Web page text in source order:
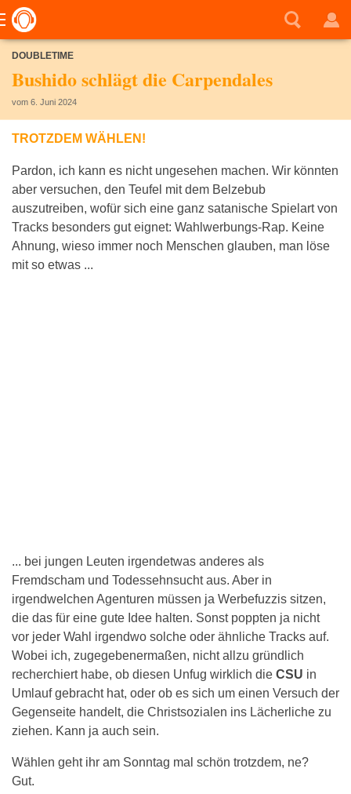
DOUBLETIME
Bushido schlägt die Carpendales
vom 6. Juni 2024
TROTZDEM WÄHLEN!
Pardon, ich kann es nicht ungesehen machen. Wir könnten
aber versuchen, den Teufel mit dem Belzebub
auszutreiben, wofür sich eine ganz satanische Spielart von
Tracks besonders gut eignet: Wahlwerbungs-Rap. Keine
Ahnung, wieso immer noch Menschen glauben, man löse
mit so etwas ...
... bei jungen Leuten irgendetwas anderes als
Fremdscham und Todessehnsucht aus. Aber in
irgendwelchen Agenturen müssen ja Werbefuzzis sitzen,
die das für eine gute Idee halten. Sonst poppten ja nicht
vor jeder Wahl irgendwo solche oder ähnliche Tracks auf.
Wobei ich, zugegebenermaßen, nicht allzu gründlich
recherchiert habe, ob diesen Unfug wirklich die CSU in
Umlauf gebracht hat, oder ob es sich um einen Versuch der
Gegenseite handelt, die Christsozialen ins Lächerliche zu
ziehen. Kann ja auch sein.
Wählen geht ihr am Sonntag mal schön trotzdem, ne?
Gut.